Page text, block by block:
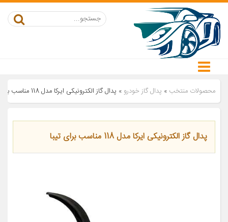
محصولات منتخب » پدال گاز خودرو » پدال گاز الکترونیکی ایرکا مدل 118 مناسب برای تیبا
پدال گاز الکترونیکی ایرکا مدل 118 مناسب برای تیبا